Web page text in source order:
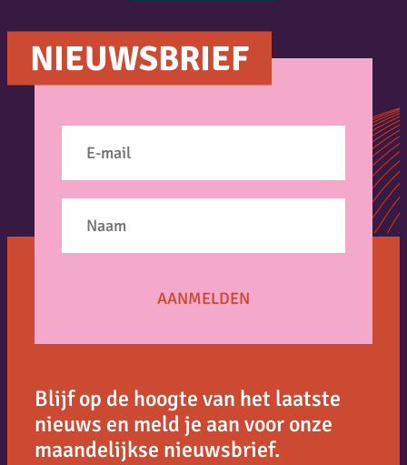
NIEUWSBRIEF
Blijf op de hoogte van het laatste
nieuws en meld je aan voor onze
maandelijkse nieuwsbrief.